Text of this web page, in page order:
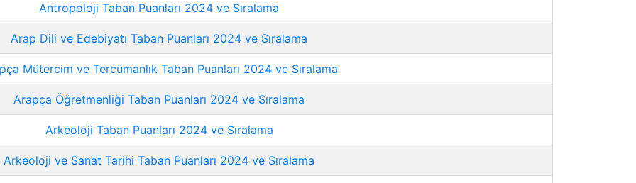
Antropoloji Taban Puanları 2024 ve Sıralama
Arap Dili ve Edebiyatı Taban Puanları 2024 ve Sıralama
Mütercim ve Tercümanlık Taban Puanları 2024 ve Sıralama
Arapça Öğretmenliği Taban Puanları 2024 ve Sıralama
Arkeoloji Taban Puanları 2024 ve Sıralama
Arkeoloji ve Sanat Tarihi Taban Puanları 2024 ve Sıralama